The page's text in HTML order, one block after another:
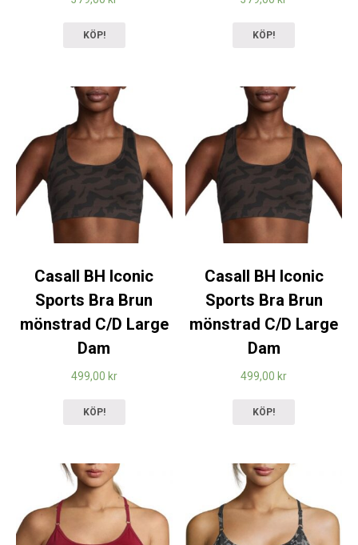
KÖP! KÖP!
Casall BH Iconic
Sports Bra Brun
mönstrad C/D Large
Dam
499,00 kr
KÖP!
Casall BH Iconic
Sports Bra Brun
mönstrad C/D Large
Dam
499,00 kr
KÖP!